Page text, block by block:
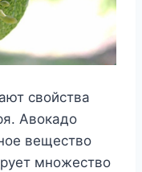
свойства
Авокадо
вещество
множество